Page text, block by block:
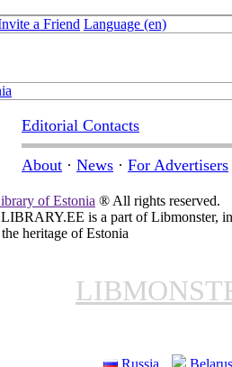
a Friend Language (en)
Editorial Contacts
About · News · For Advertisers
of Estonia ® All rights reserved.
is a part of Libmonster,
heritage of Estonia
Russia
Belarus